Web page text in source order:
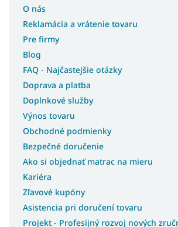
O nás
Reklamácia a vrátenie tovaru
Pre firmy
Blog
FAQ - Najčastejšie otázky
Doprava a platba
Doplnkové služby
Výnos tovaru
Obchodné podmienky
Bezpečné doručenie
Ako si objednať matrac na mieru
Kariéra
Zľavové kupóny
Asistencia pri doručení tovaru
Projekt - Profesijný rozvoj nových